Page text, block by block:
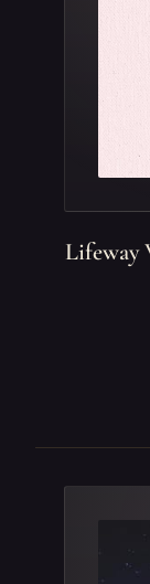
Lifeway